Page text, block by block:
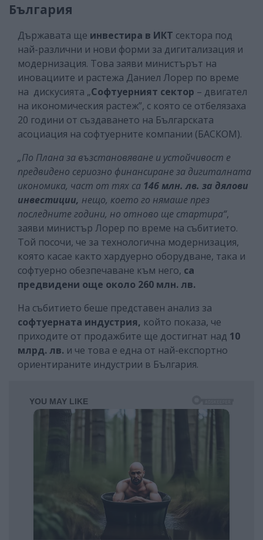
България
Държавата ще инвестира в ИКТ сектора под
най-различни и нови форми за дигитализация и
модернизация. Това заяви министърът на
иновациите и растежа Даниел Лорер по време
на дискусията „Софтуерният сектор – двигател
на икономическия растеж”, с която се отбелязаха
20 години от създаването на Българската
асоциация на софтуерните компании (БАСКОМ).
„По Плана за възстановяване и устойчивост е
предвидено сериозно финансиране за дигиталната
икономика, част от тях са 146 млн. лв. за дялови
инвестиции, нещо, което го нямаше през
последните години, но отново ще стартира“,
заяви министър Лорер по време на събитието.
Той посочи, че за технологична модернизация,
която касае както хардуерно оборудване, така и
софтуерно обезпечаване към него, са
предвидени още около 260 млн. лв.
На събитието беше представен анализ за
софтуерната индустрия, който показа, че
приходите от продажбите ще достигнат над 10
млрд. лв. и че това е една от най-експортно
ориентираните индустрии в България.